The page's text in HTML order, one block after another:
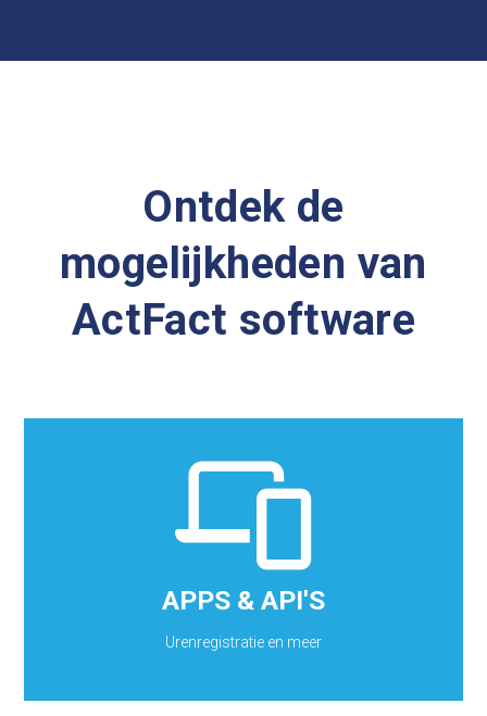
Ontdek de
mogelijkheden van
ActFact software
APPS & API'S
Urenregistratie en meer
APPS & API'S
• Uren registratie • Workflow activity • Business
Ontdek ActFact Mobile 2 Cloud APP